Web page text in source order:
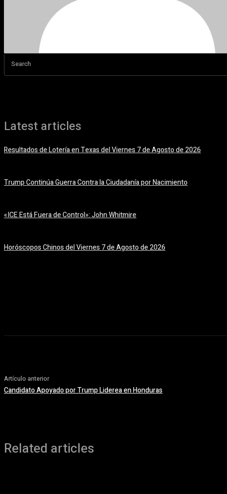
Search
Latest articles
Resultados de Lotería en Texas del Viernes 7 de Agosto de 2026
Trump Continúa Guerra Contra la Ciudadanía por Nacimiento
«ICE Está Fuera de Control»: John Whitmire
Horóscopos Chinos del Viernes 7 de Agosto de 2026
Artículo anterior
Candidato Apoyado por Trump Liderea en Honduras
Related articles